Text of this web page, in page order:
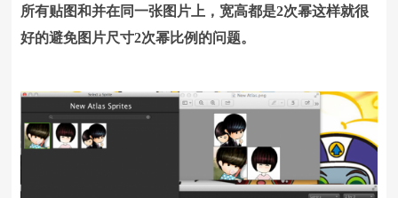
所有贴图和并在同一张图片上，宽高都是2次幂这样就很
好的避免图片尺寸2次幂比例的问题。